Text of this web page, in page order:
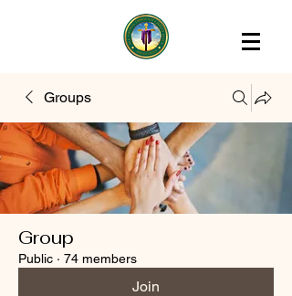
Groups
Group
Public · 74 members
Join